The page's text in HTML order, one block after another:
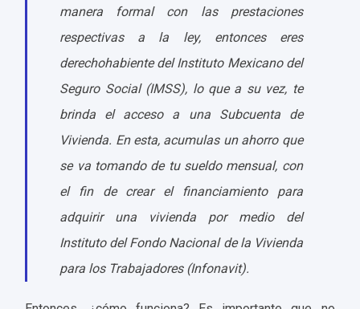
manera formal con las prestaciones
respectivas a la ley, entonces eres
derechohabiente del Instituto Mexicano del
Seguro Social (IMSS), lo que a su vez, te
brinda el acceso a una Subcuenta de
Vivienda. En esta, acumulas un ahorro que
se va tomando de tu sueldo mensual, con
el fin de crear el financiamiento para
adquirir una vivienda por medio del
Instituto del Fondo Nacional de la Vivienda
para los Trabajadores (Infonavit).